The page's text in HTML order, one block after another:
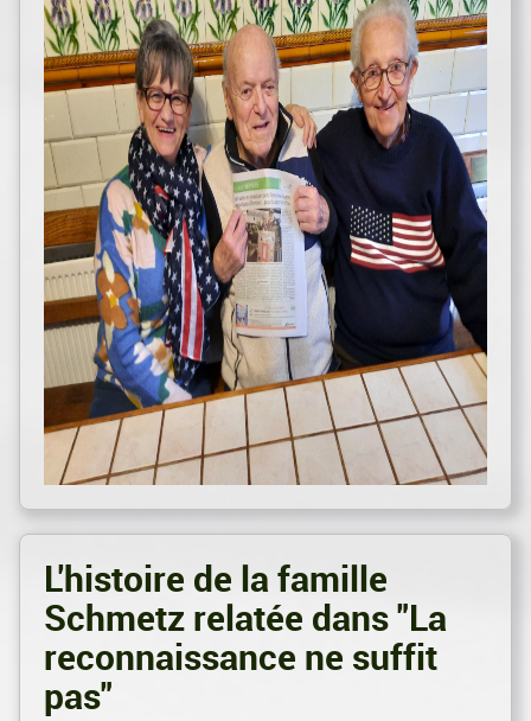
L'histoire de la famille
Schmetz relatée dans "La
reconnaissance ne suffit
pas"